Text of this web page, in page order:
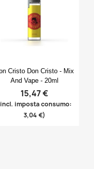
Anteprima
Cristo Don Cristo - Mix
And Vape - 20ml
15,47 €
imposta consumo:
3,04 €)